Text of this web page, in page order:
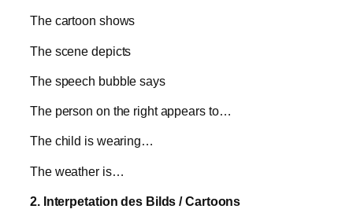
The cartoon shows
The scene depicts
The speech bubble says
The person on the right appears to…
The child is wearing…
The weather is…
2. Interpetation des Bilds / Cartoons